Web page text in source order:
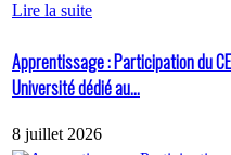
Lire la suite
Apprentissage : Participation du
Université dédié au...
8 juillet 2026